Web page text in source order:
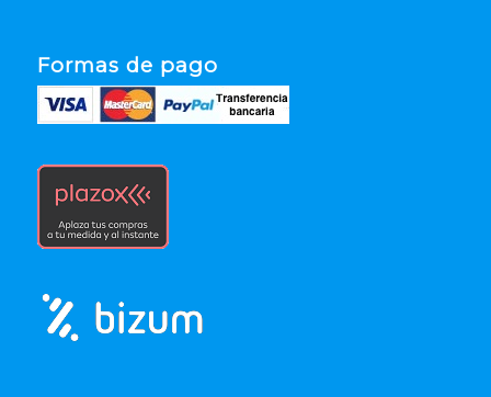
Formas de pago